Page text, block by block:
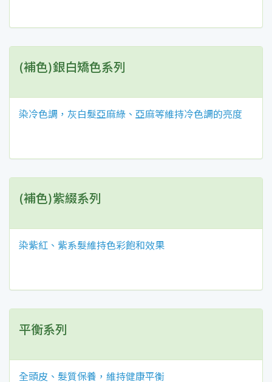
(補色)銀白矯色系列
染冷色調，灰白髮亞麻綠、亞麻等維持冷色調的亮度
(補色)紫綴系列
染紫紅、紫系髮維持色彩飽和效果
平衡系列
全頭皮、髮質保養，維持健康平衡